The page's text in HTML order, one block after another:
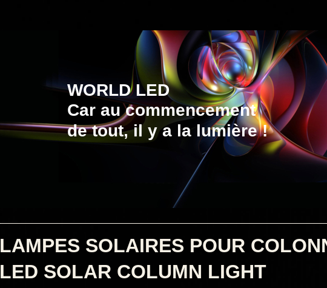
WORLD LED
Car au commencement
de tout, il y a la lumière !
LAMPES SOLAIRES POUR
LED SOLAR COLUMN LIGHT